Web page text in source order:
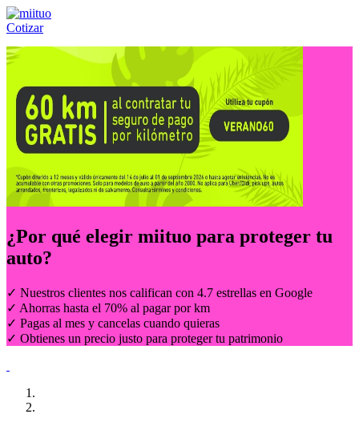
Cotizar
Llámanos al:(55) 84-21-05-00 ó
¿Por qué elegir miituo para proteger tu
auto?
✓ Nuestros clientes nos califican con 4.7 estrellas en Google
✓ Ahorras hasta el 70% al pagar por km
✓ Pagas al mes y cancelas cuando quieras
✓ Obtienes un precio justo para proteger tu patrimonio